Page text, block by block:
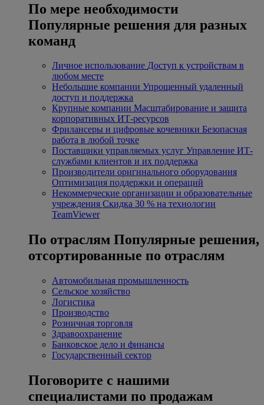
По мере необходимости
Популярные решения для разных
команд
Личное использование Доступ к устройствам в
любом месте
Небольшие компании Упрощенный удаленный
доступ и поддержка
Крупные компании Масштабирование и защита
корпоративных ИТ-ресурсов
Фрилансеры и цифровые кочевники Безопасная
работа в любой точке
Поставщики управляемых услуг Управление ИТ-
службами клиентов и их поддержка
Производители оригинального оборудования
Оптимизация поддержки и операций
Некоммерческие организации и образовательные
учреждения Скидка 30 % на технологии
TeamViewer
По отраслям Популярные решения,
отсортированные по отраслям
Автомобильная промышленность
Сельское хозяйство
Логистика
Производство
Розничная торговля
Здравоохранение
Банковское дело и финансы
Государственный сектор
Поговорите с нашими
специалистами по продажам